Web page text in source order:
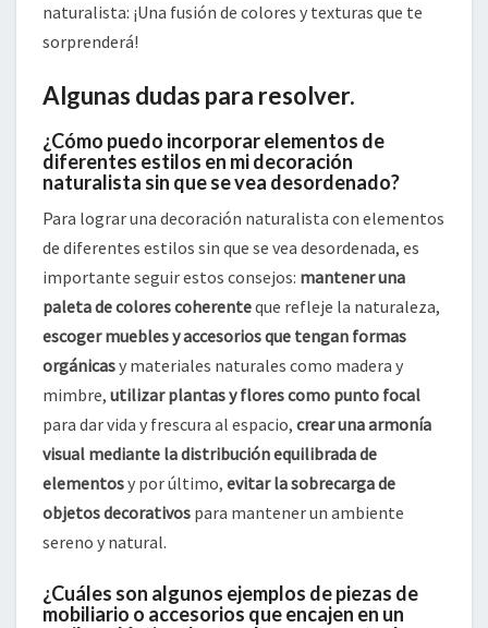
naturalista: ¡Una fusión de colores y texturas que te
sorprenderá!
Algunas dudas para resolver.
¿Cómo puedo incorporar elementos de
diferentes estilos en mi decoración
naturalista sin que se vea desordenado?
Para lograr una decoración naturalista con elementos
de diferentes estilos sin que se vea desordenada, es
importante seguir estos consejos: mantener una
paleta de colores coherenteque refleje la naturaleza,
escoger muebles y accesorios que tengan formas
orgánicasy materiales naturales como madera y
mimbre, utilizar plantas y flores como punto focal
para dar vida y frescura al espacio, crear una armonía
visual mediante la distribución equilibrada de
elementosy por último, evitar la sobrecarga de
objetos decorativos para mantener un ambiente
sereno y natural.
¿Cuáles son algunos ejemplos de piezas de
mobiliario o accesorios que encajen en un